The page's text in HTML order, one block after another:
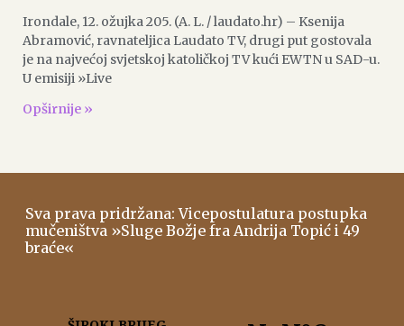
Irondale, 12. ožujka 205. (A. L. / laudato.hr) – Ksenija
Abramović, ravnateljica Laudato TV, drugi put gostovala
je na najvećoj svjetskoj katoličkoj TV kući EWTN u SAD-u.
U emisiji »Live
Opširnije »
Sva prava pridržana: Vicepostulatura postupka
mučeništva »Sluge Božje fra Andrija Topić i 49
braće«